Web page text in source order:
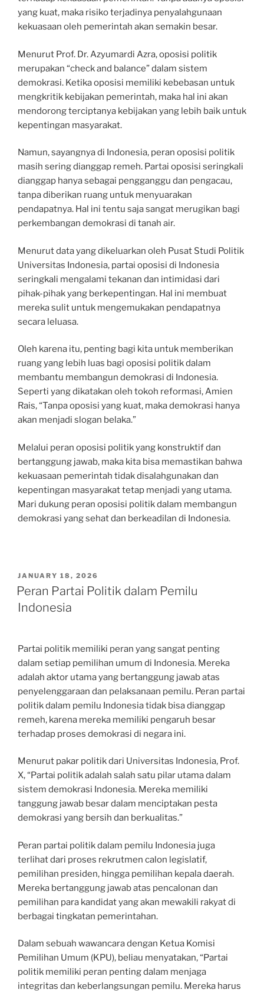
yang kuat, maka risiko terjadinya penyalahgunaan
kekuasaan oleh pemerintah akan semakin besar.
Menurut Prof. Dr. Azyumardi Azra, oposisi politik
merupakan “check and balance” dalam sistem
demokrasi. Ketika oposisi memiliki kebebasan untuk
mengkritik kebijakan pemerintah, maka hal ini akan
mendorong terciptanya kebijakan yang lebih baik untuk
kepentingan masyarakat.
Namun, sayangnya di Indonesia, peran oposisi politik
masih sering dianggap remeh. Partai oposisi seringkali
dianggap hanya sebagai pengganggu dan pengacau,
tanpa diberikan ruang untuk menyuarakan
pendapatnya. Hal ini tentu saja sangat merugikan bagi
perkembangan demokrasi di tanah air.
Menurut data yang dikeluarkan oleh Pusat Studi Politik
Universitas Indonesia, partai oposisi di Indonesia
seringkali mengalami tekanan dan intimidasi dari
pihak-pihak yang berkepentingan. Hal ini membuat
mereka sulit untuk mengemukakan pendapatnya
secara leluasa.
Oleh karena itu, penting bagi kita untuk memberikan
ruang yang lebih luas bagi oposisi politik dalam
membantu membangun demokrasi di Indonesia.
Seperti yang dikatakan oleh tokoh reformasi, Amien
Rais, “Tanpa oposisi yang kuat, maka demokrasi hanya
akan menjadi slogan belaka.”
Melalui peran oposisi politik yang konstruktif dan
bertanggung jawab, maka kita bisa memastikan bahwa
kekuasaan pemerintah tidak disalahgunakan dan
kepentingan masyarakat tetap menjadi yang utama.
Mari dukung peran oposisi politik dalam membangun
demokrasi yang sehat dan berkeadilan di Indonesia.
POSTED
ON
JANUARY 18, 2026
Peran Partai Politik dalam Pemilu
Indonesia
Partai politik memiliki peran yang sangat penting
dalam setiap pemilihan umum di Indonesia. Mereka
adalah aktor utama yang bertanggung jawab atas
penyelenggaraan dan pelaksanaan pemilu. Peran partai
politik dalam pemilu Indonesia tidak bisa dianggap
remeh, karena mereka memiliki pengaruh besar
terhadap proses demokrasi di negara ini.
Menurut pakar politik dari Universitas Indonesia, Prof.
X, “Partai politik adalah salah satu pilar utama dalam
sistem demokrasi Indonesia. Mereka memiliki
tanggung jawab besar dalam menciptakan pesta
demokrasi yang bersih dan berkualitas.”
Peran partai politik dalam pemilu Indonesia juga
terlihat dari proses rekrutmen calon legislatif,
pemilihan presiden, hingga pemilihan kepala daerah.
Mereka bertanggung jawab atas pencalonan dan
pemilihan para kandidat yang akan mewakili rakyat di
berbagai tingkatan pemerintahan.
Dalam sebuah wawancara dengan Ketua Komisi
Pemilihan Umum (KPU), beliau menyatakan, “Partai
politik memiliki peran penting dalam menjaga
integritas dan keberlangsungan pemilu. Mereka harus